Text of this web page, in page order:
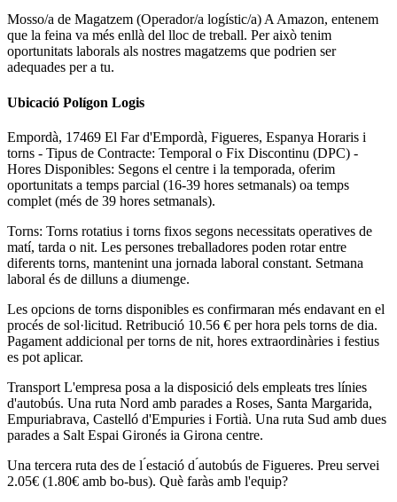
Mosso/a de Magatzem (Operador/a logístic/a) A Amazon, entenem
que la feina va més enllà del lloc de treball. Per això tenim
oportunitats laborals als nostres magatzems que podrien ser
adequades per a tu.
Ubicació Polígon Logis
Empordà, 17469 El Far d'Empordà, Figueres, Espanya Horaris i
torns - Tipus de Contracte: Temporal o Fix Discontinu (DPC) -
Hores Disponibles: Segons el centre i la temporada, oferim
oportunitats a temps parcial (16-39 hores setmanals) oa temps
complet (més de 39 hores setmanals).
Torns: Torns rotatius i torns fixos segons necessitats operatives de
matí, tarda o nit. Les persones treballadores poden rotar entre
diferents torns, mantenint una jornada laboral constant. Setmana
laboral és de dilluns a diumenge.
Les opcions de torns disponibles es confirmaran més endavant en el
procés de sol·licitud. Retribució 10.56 € per hora pels torns de dia.
Pagament addicional per torns de nit, hores extraordinàries i festius
es pot aplicar.
Transport L'empresa posa a la disposició dels empleats tres línies
d'autobús. Una ruta Nord amb parades a Roses, Santa Margarida,
Empuriabrava, Castelló d'Empuries i Fortià. Una ruta Sud amb dues
parades a Salt Espai Gironés ia Girona centre.
Una tercera ruta des de l ́estació d ́autobús de Figueres. Preu servei
2.05€ (1.80€ amb bo-bus). Què faràs amb l'equip?